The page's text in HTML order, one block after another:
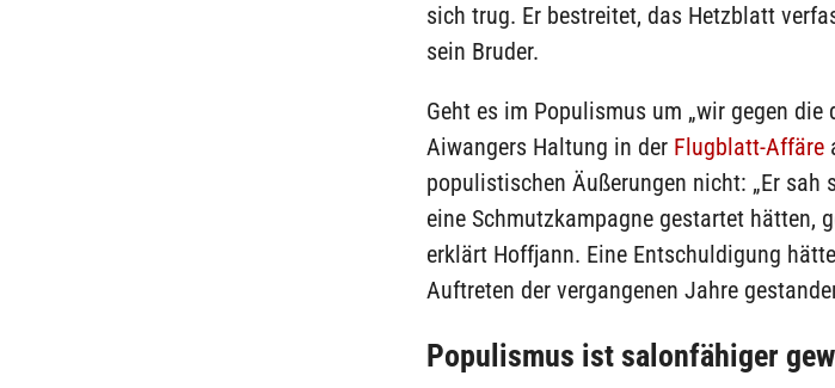
sich trug. Er bestreitet, das Hetzblatt
sein Bruder.
Geht es im Populismus um „wir gegen die
Aiwangers Haltung in der Flugblatt-Affäre
populistischen Äußerungen nicht: „Er
eine Schmutzkampagne gestartet hätten,
erklärt Hoffjann. Eine Entschuldigung
Auftreten der vergangenen Jahre
Populismus ist salonfähiger